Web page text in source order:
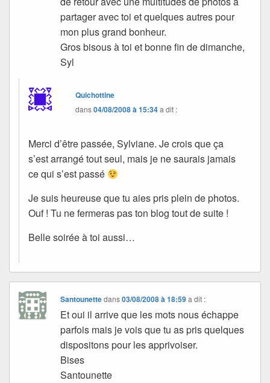
partager avec toi et quelques autres pour
mon plus grand bonheur.
Gros bisous à toi et bonne fin de dimanche,
Syl
Quichottine
dans04/08/2008 à 15:34a dit :
Merci d’être passée, Sylviane. Je crois que ça
s’est arrangé tout seul, mais je ne saurais jamais
ce qui s’est passé
Je suis heureuse que tu aies pris plein de photos.
Ouf ! Tu ne fermeras pas ton blog tout de suite !
Belle soirée à toi aussi…
Santounettedans03/08/2008 à 18:59 a dit :
Et oui il arrive que les mots nous échappe
parfois mais je vois que tu as pris quelques
dispositons pour les apprivoiser.
Bises
Santounette